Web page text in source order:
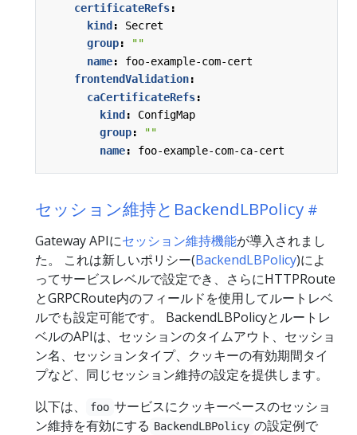
certificateRefs:
kind :
Secret
group:
""
name:
foo-example-com-cert
frontendValidation:
caCertificateRefs:
kind :
ConfigMap
group:
""
name: foo-example-com-ca-cert
セッション維持とBackendLBPolicy
Gateway APIにセッション維持機能が導入されまし
た。 これは新しいポリシー(BackendLBPolicy)によ
ってサービスレベルで設定でき、さらにHTTPRoute
とGRPCRoute内のフィールドを使用してルートレベ
ルでも設定可能です。 BackendLBPolicyとルートレ
ベルのAPIは、セッションのタイムアウト、セッショ
ン名、セッションタイプ、クッキーの有効期間タイ
プなど、同じセッション維持の設定を提供します。
以下は、
foo サービスにクッキーベースのセッショ
ン維持を有効にする BackendLBPolicy の設定例で